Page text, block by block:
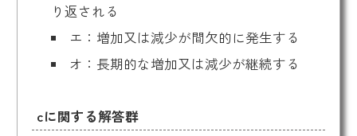
り返される
エ：増加又は減少が間欠的に発生する
オ：長期的な増加又は減少が継続する
cに関する解答群